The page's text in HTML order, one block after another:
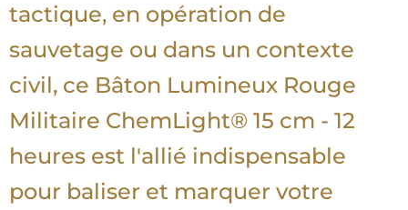
tactique, en opération de
sauvetage ou dans un contexte
civil, ce Bâton Lumineux Rouge
Militaire ChemLight® 15 cm - 12
heures est l'allié indispensable
pour baliser et marquer votre